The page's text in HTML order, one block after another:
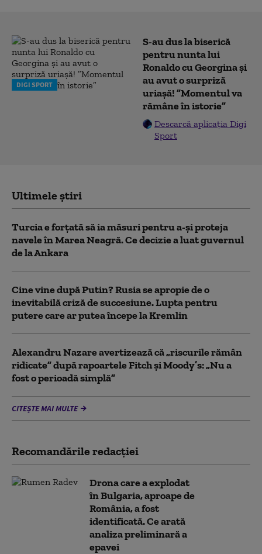
DIGI SPORT
S-au dus la biserică
pentru nunta lui
Ronaldo cu Georgina și
au avut o surpriză
uriașă! ”Momentul va
rămâne în istorie”
Descarcă aplicația Digi
Sport
Ultimele știri
Turcia e forțată să ia măsuri pentru a-și proteja
navele în Marea Neagră. Ce decizie a luat guvernul
de la Ankara
Cine vine după Putin? Rusia se apropie de o
inevitabilă criză de succesiune. Lupta pentru
putere care ar putea începe la Kremlin
Alexandru Nazare avertizează că „riscurile rămân
ridicate” după rapoartele Fitch și Moody’s: „Nu a
fost o perioadă simplă”
CITEȘTE MAI MULTE
Recomandările redacţiei
Drona care a explodat
în Bulgaria, aproape de
România, a fost
identificată. Ce arată
analiza preliminară a
epavei